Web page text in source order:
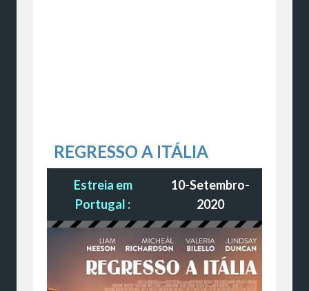
REGRESSO A ITÁLIA
Estreia em
Portugal :
10-Setembro-
2020